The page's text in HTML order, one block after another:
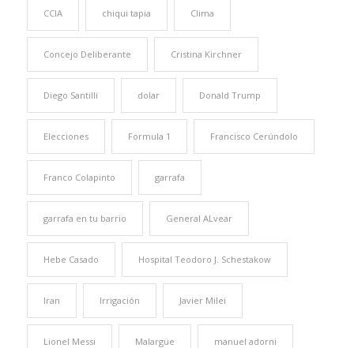
CCIA chiqui tapia Clima
Concejo Deliberante Cristina Kirchner
Diego Santilli dolar Donald Trump
Elecciones Formula 1 Francisco Cerúndolo
Franco Colapinto garrafa
garrafa en tu barrio General ALvear
Hebe Casado Hospital Teodoro J. Schestakow
Iran Irrigación Javier Milei
Lionel Messi Malargüe manuel adorni